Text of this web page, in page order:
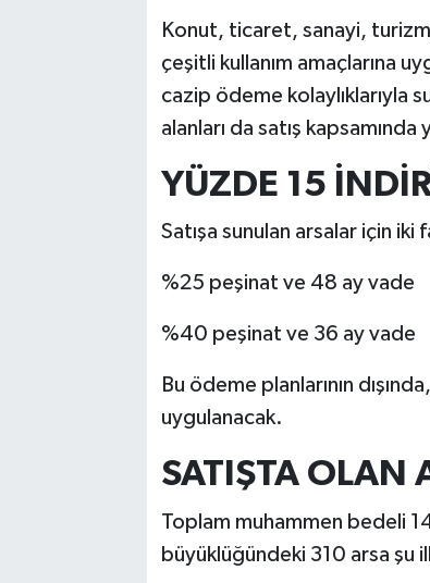
Konut, ticaret, sanayi,
çeşitli kullanım amaçlarına
cazip ödeme kolaylıklarıyla
alanları da satış kapsamında
YÜZDE 15
Satışa sunulan arsalar için
%25 peşinat ve 48 ay vade
%40 peşinat ve 36 ay vade
Bu ödeme planlarının
uygulanacak.
SATIŞTA OLAN
Toplam muhammen bedeli
büyüklüğündeki 310 arsa şu